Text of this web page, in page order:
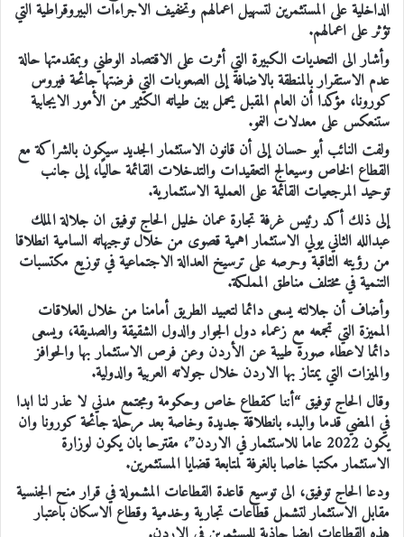
الداخلية على المستثمرين لتسهيل اعمالهم وتخفيف الاجراءات البيروقراطية التي
تؤثر على اعمالهم.
وأشار الى التحديات الكبيرة التي أثرت على الاقتصاد الوطني وبمقدمتها حالة
عدم الاستقرار بالمنطقة بالاضافة إلى الصعوبات التي فرضتها جائحة فيروس
كورونا، مؤكدا أن العام المقبل يحمل بين طياته الكثير من الأمور الايجابية
ستنعكس على معدلات النمو.
ولفت النائب أبو حسان إلى أن قانون الاستثمار الجديد سيكون بالشراكة مع
القطاع الخاص وسيعالج التعقيدات والتدخلات القائمة حاليًا، إلى جانب
توحيد المرجعيات القائمة على العملية الاستثمارية.
إلى ذلك أكد رئيس غرفة تجارة عمان خليل الحاج توفيق ان جلالة الملك
عبدالله الثاني يولي الاستثمار اهمية قصوى من خلال توجيهاته السامية انطلاقا
من رؤيته الثاقبة وحرصه على ترسيخ العدالة الاجتماعية في توزيع مكتسبات
التنمية في مختلف مناطق المملكة.
وأضاف أن جلالته يسعى دائما لتعبيد الطريق أمامنا من خلال العلاقات
المميزة التي تجمعه مع زعماء دول الجوار والدول الشقيقة والصديقة، ويسعى
دائما لاعطاء صورة طيبة عن الأردن وعن فرص الاستثمار بها والحوافز
والميزات التي يمتاز بها الاردن خلال جولاته العربية والدولية.
وقال الحاج توفيق “أننا كقطاع خاص وحكومة ومجتمع مدني لا عذر لنا ابدا
في المضي قدما والبدء بانطلاقة جديدة وخاصة بعد مرحلة جائحة كورونا وان
يكون 2022 عاما للاستثمار في الاردن”، مقترحا بان يكون لوزارة
الاستثمار مكتبا خاصا بالغرفة لمتابعة قضايا المستثمرين.
ودعا الحاج توفيق، الى توسيع قاعدة القطاعات المشمولة في قرار منح الجنسية
مقابل الاستثمار لتشمل قطاعات تجارية وخدمية وقطاع الاسكان باعتبار